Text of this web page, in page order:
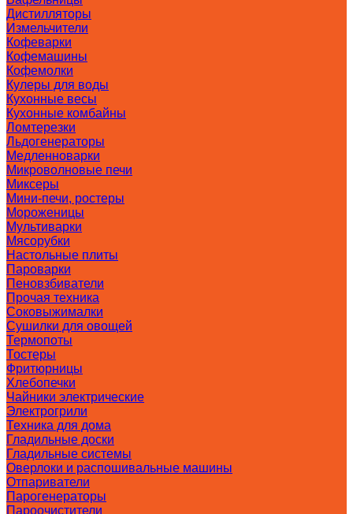
Дистилляторы
Измельчители
Кофеварки
Кофемашины
Кофемолки
Кулеры для воды
Кухонные весы
Кухонные комбайны
Ломтерезки
Льдогенераторы
Медленноварки
Микроволновые печи
Миксеры
Мини-печи, ростеры
Мороженицы
Мультиварки
Мясорубки
Настольные плиты
Пароварки
Пеновзбиватели
Прочая техника
Соковыжималки
Сушилки для овощей
Термопоты
Тостеры
Фритюрницы
Хлебопечки
Чайники электрические
Электрогрили
Техника для дома
Гладильные доски
Гладильные системы
Оверлоки и распошивальные машины
Отпариватели
Парогенераторы
Пароочистители